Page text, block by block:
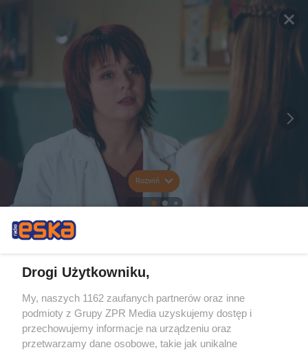
Rozwiń
Drogi Użytkowniku,
My, naszych 1162 zaufanych partnerów oraz inne
podmioty z Grupy ZPR Media uzyskujemy dostęp i
przechowujemy informacje na urządzeniu oraz
przetwarzamy dane osobowe, takie jak unikalne